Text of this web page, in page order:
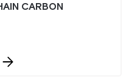
CARBON